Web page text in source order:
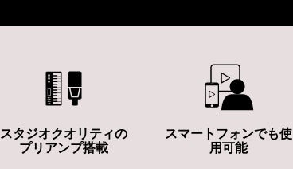
スタジオクオリティの
プリアンプ搭載
スマートフォンでも使
用可能